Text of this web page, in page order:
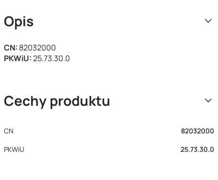
Opis
CN: 82032000
PKWiU:25.73.30.0
Cechy produktu
CN
82032000
PKWiU
25.73.30.0